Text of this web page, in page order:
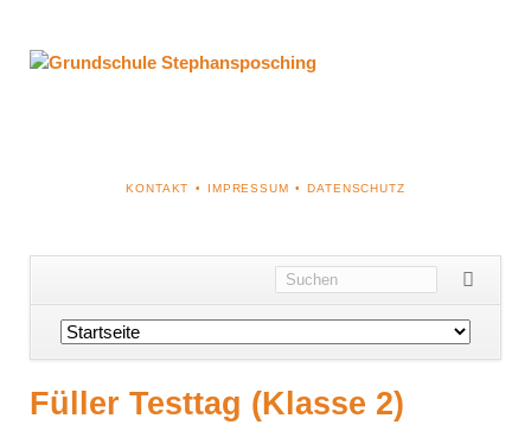
NAVIGATION
KONTAKT IMPRESSUM DATENSCHUTZ
Navigation
überspringen
Füller Testtag (Klasse 2)